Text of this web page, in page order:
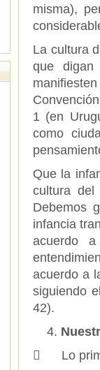
misma),
La cultura
que
1 (en
como
Que la
cultura del
Debemos
infancia
acuerdo a
acuerdo a
siguiendo
42).
 Lo